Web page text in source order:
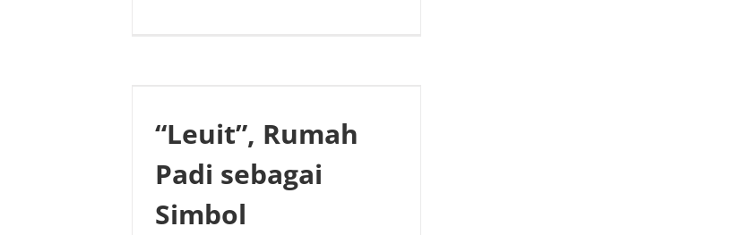
“Leuit”, Rumah
Padi sebagai
Simbol